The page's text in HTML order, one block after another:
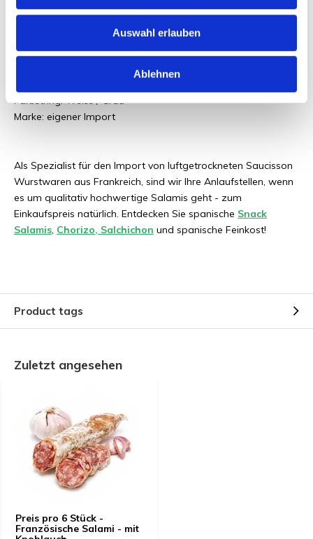
Auswahl erlauben
Ablehnen
auf. So bleibt die französische Saucisson schön saftig.
Andere Informationen:
Farbstring: Weiss / Grau
Marke: eigener Import
Als Spezialist für den Import von luftgetrockneten Saucisson
Wurstwaren aus Frankreich, sind wir Ihre Anlaufstellen, wenn
es um qualitativ hochwertige Salamis geht - zum
Einkaufspreis natürlich. Entdecken Sie spanische Snack
Salamis, Chorizo, Salchichon und spanische Feinkost!
Product tags
Zuletzt angesehen
Preis pro 6 Stück -
Französische Salami - mit